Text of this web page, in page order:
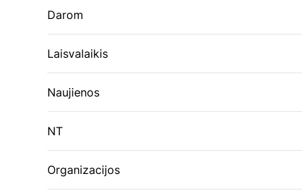
Darom
Laisvalaikis
Naujienos
NT
Organizacijos